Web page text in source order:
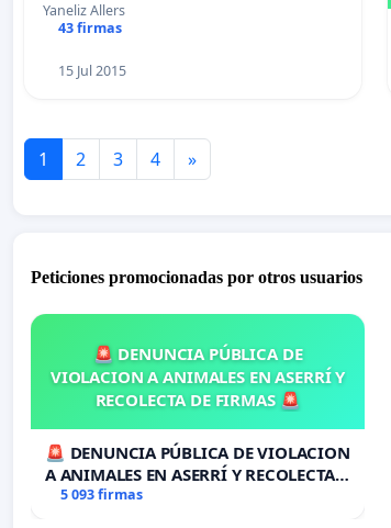
Yaneliz Allers
43 firmas
15 Jul 2015
1 2 3 4 »
Peticiones promocionadas por otros usuarios
🚨 DENUNCIA PÚBLICA DE
VIOLACION A ANIMALES EN ASERRÍ Y
RECOLECTA DE FIRMAS 🚨
🚨 DENUNCIA PÚBLICA DE VIOLACION
A ANIMALES EN ASERRÍ Y RECOLECTA
DE FIRMAS 🚨
5 093 firmas